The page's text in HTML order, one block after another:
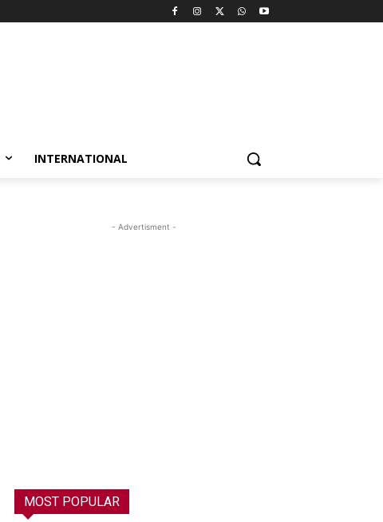
INTERNATIONAL
- Advertisment -
MOST POPULAR